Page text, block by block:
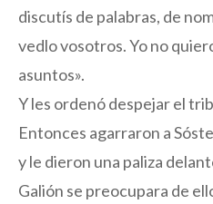
discutís de palabras, de
vedlo vosotros. Yo no
asuntos».
Y les ordenó despejar el
Entonces agarraron a
y le dieron una paliza
Galión se preocupara de